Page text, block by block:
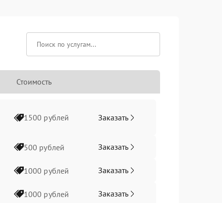
Стоимость
1500 рублей Заказать
500 рублей Заказать
1000 рублей Заказать
1000 рублей Заказать